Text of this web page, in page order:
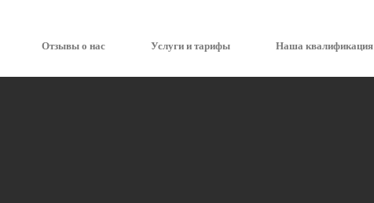
Отзывы о нас Услуги и тарифы Наша квалификация